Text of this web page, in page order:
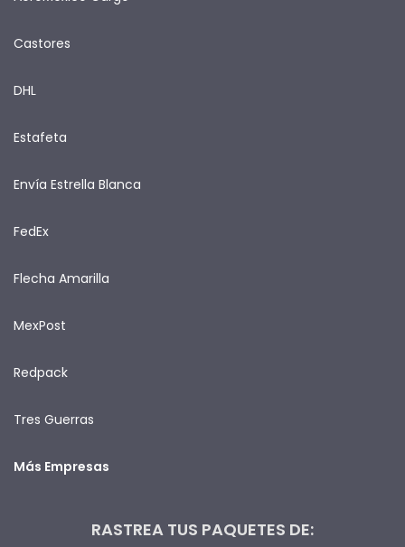
Castores
DHL
Estafeta
Envía Estrella Blanca
FedEx
Flecha Amarilla
MexPost
Redpack
Tres Guerras
Más Empresas
RASTREA TUS PAQUETES DE: